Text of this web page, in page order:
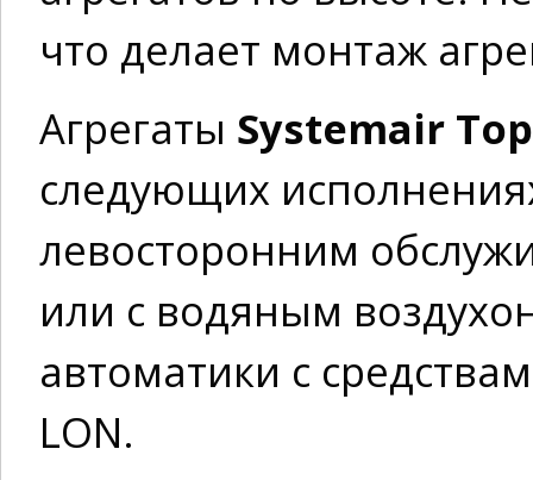
что делает монтаж
Агрегаты Systemair
следующих
левосторонним
или с водяным
автоматики с
LON.